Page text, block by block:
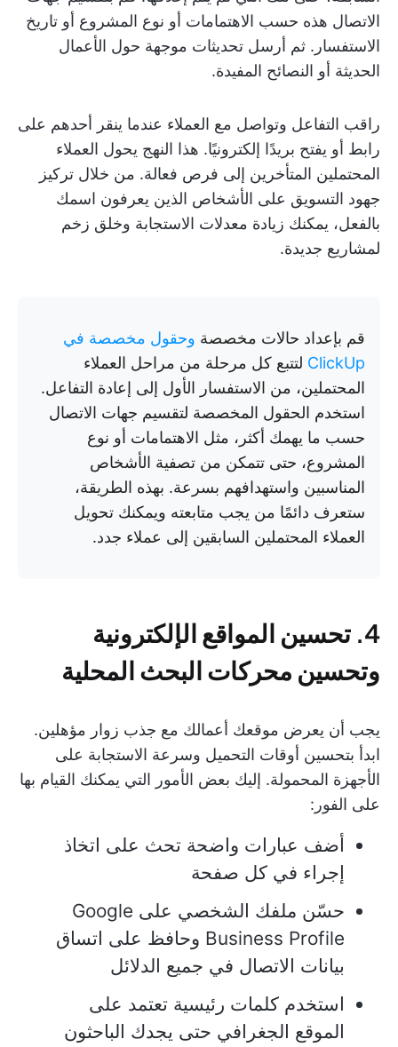
الاتصال هذه حسب الاهتمامات أو نوع المشروع أو تاريخ
الاستفسار. ثم أرسل تحديثات موجهة حول الأعمال
الحديثة أو النصائح المفيدة.
راقب التفاعل وتواصل مع العملاء عندما ينقر أحدهم على
رابط أو يفتح بريدًا إلكترونيًا. هذا النهج يحول العملاء
المحتملين المتأخرين إلى فرص فعالة. من خلال تركيز
جهود التسويق على الأشخاص الذين يعرفون اسمك
بالفعل، يمكنك زيادة معدلات الاستجابة وخلق زخم
لمشاريع جديدة.
قم بإعداد حالات مخصصة وحقول مخصصة في
ClickUp لتتبع كل مرحلة من مراحل العملاء
المحتملين، من الاستفسار الأول إلى إعادة التفاعل.
استخدم الحقول المخصصة لتقسيم جهات الاتصال
حسب ما يهمك أكثر، مثل الاهتمامات أو نوع
المشروع، حتى تتمكن من تصفية الأشخاص
المناسبين واستهدافهم بسرعة. بهذه الطريقة،
ستعرف دائمًا من يجب متابعته ويمكنك تحويل
العملاء المحتملين السابقين إلى عملاء جدد.
4. تحسين المواقع الإلكترونية
وتحسين محركات البحث المحلية
يجب أن يعرض موقعك أعمالك مع جذب زوار مؤهلين.
ابدأ بتحسين أوقات التحميل وسرعة الاستجابة على
الأجهزة المحمولة. إليك بعض الأمور التي يمكنك القيام بها
على الفور:
أضف عبارات واضحة تحث على اتخاذ
إجراء في كل صفحة
حسّن ملفك الشخصي على Google
Business Profile وحافظ على اتساق
بيانات الاتصال في جميع الدلائل
استخدم كلمات رئيسية تعتمد على
الموقع الجغرافي حتى يجدك الباحثون